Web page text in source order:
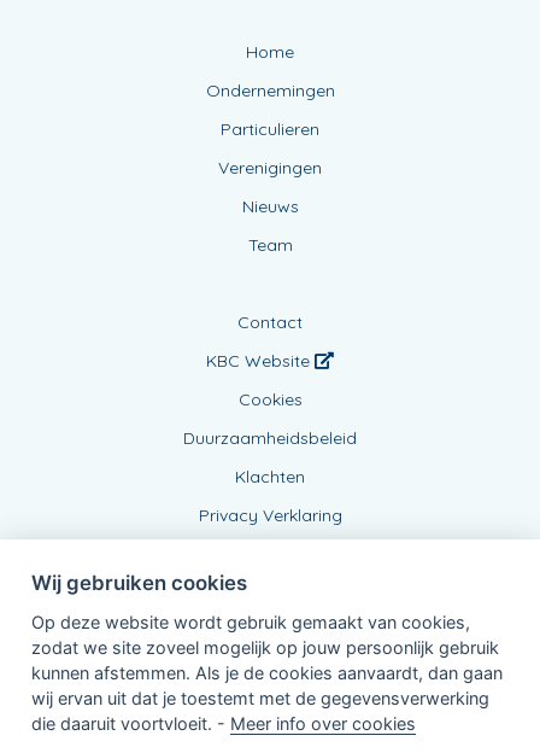
Home
Ondernemingen
Particulieren
Verenigingen
Nieuws
Team
Contact
KBC Website
Cookies
Duurzaamheidsbeleid
Klachten
Privacy Verklaring
Verbonden Agent, BE0478416866
van KBC Verzekeringen nv
Wij gebruiken cookies
Op deze website wordt gebruik gemaakt van cookies,
zodat we site zoveel mogelijk op jouw persoonlijk gebruik
kunnen afstemmen. Als je de cookies aanvaardt, dan gaan
wij ervan uit dat je toestemt met de gegevensverwerking
die daaruit voortvloeit. - Meer info over cookies